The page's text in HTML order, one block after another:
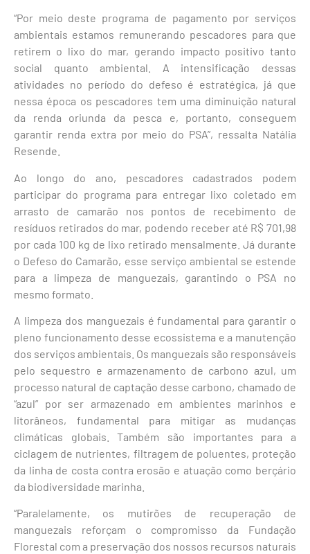
“Por meio deste programa de pagamento por serviços
ambientais estamos remunerando pescadores para que
retirem o lixo do mar, gerando impacto positivo tanto
social quanto ambiental. A intensificação dessas
atividades no período do defeso é estratégica, já que
nessa época os pescadores tem uma diminuição natural
da renda oriunda da pesca e, portanto, conseguem
garantir renda extra por meio do PSA”, ressalta Natália
Resende.
Ao longo do ano, pescadores cadastrados podem
participar do programa para entregar lixo coletado em
arrasto de camarão nos pontos de recebimento de
resíduos retirados do mar, podendo receber até R$ 701,98
por cada 100 kg de lixo retirado mensalmente. Já durante
o Defeso do Camarão, esse serviço ambiental se estende
para a limpeza de manguezais, garantindo o PSA no
mesmo formato.
A limpeza dos manguezais é fundamental para garantir o
pleno funcionamento desse ecossistema e a manutenção
dos serviços ambientais. Os manguezais são responsáveis
pelo sequestro e armazenamento de carbono azul, um
processo natural de captação desse carbono, chamado de
“azul” por ser armazenado em ambientes marinhos e
litorâneos, fundamental para mitigar as mudanças
climáticas globais. Também são importantes para a
ciclagem de nutrientes, filtragem de poluentes, proteção
da linha de costa contra erosão e atuação como berçário
da biodiversidade marinha.
“Paralelamente, os mutirões de recuperação de
manguezais reforçam o compromisso da Fundação
Florestal com a preservação dos nossos recursos naturais